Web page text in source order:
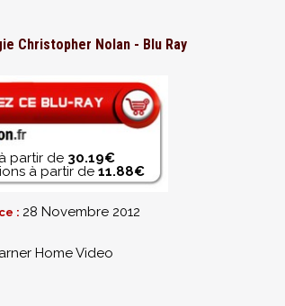
Christopher Nolan - Blu Ray
partir de 30.19€
à partir de 11.88€
: 28 Novembre 2012
Home Video